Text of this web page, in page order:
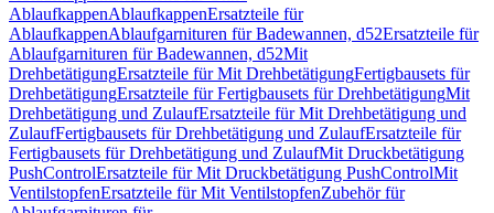
AblaufkappenAblaufkappenErsatzteile für
AblaufkappenAblaufgarnituren für Badewannen, d52Ersatzteile für
Ablaufgarnituren für Badewannen, d52Mit
DrehbetätigungErsatzteile für Mit DrehbetätigungFertigbausets für
DrehbetätigungErsatzteile für Fertigbausets für DrehbetätigungMit
Drehbetätigung und ZulaufErsatzteile für Mit Drehbetätigung und
ZulaufFertigbausets für Drehbetätigung und ZulaufErsatzteile für
Fertigbausets für Drehbetätigung und ZulaufMit Druckbetätigung
PushControlErsatzteile für Mit Druckbetätigung PushControlMit
VentilstopfenErsatzteile für Mit VentilstopfenZubehör für